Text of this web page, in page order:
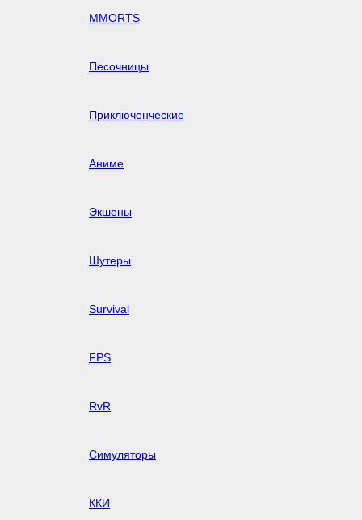
MMORTS
Песочницы
Приключенческие
Аниме
Экшены
Шутеры
Survival
FPS
RvR
Симуляторы
ККИ